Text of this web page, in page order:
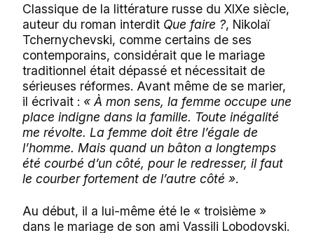
Classique de la littérature russe du XIXe siècle,
auteur du roman interdit Que faire ?, Nikolaï
Tchernychevski, comme certains de ses
contemporains, considérait que le mariage
traditionnel était dépassé et nécessitait de
sérieuses réformes. Avant même de se marier,
il écrivait : « À mon sens, la femme occupe une
place indigne dans la famille. Toute inégalité
me révolte. La femme doit être l’égale de
l’homme. Mais quand un bâton a longtemps
été courbé d’un côté, pour le redresser, il faut
le courber fortement de l’autre côté ».
Au début, il a lui-même été le « troisième »
dans le mariage de son ami Vassili Lobodovski.